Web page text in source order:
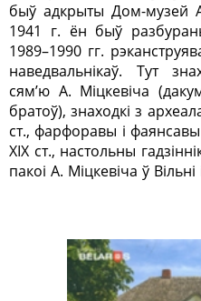
быў адкрыты Дом-музей
1941 г. ён быў
1989–1990 гг.
наведвальнікаў. Тут
сям’ю А. Міцкевіча
братоў), знаходкі з
ст., фарфоравы і
ХIХ ст., настольны
пакоі А. Міцкевіча ў Вільні